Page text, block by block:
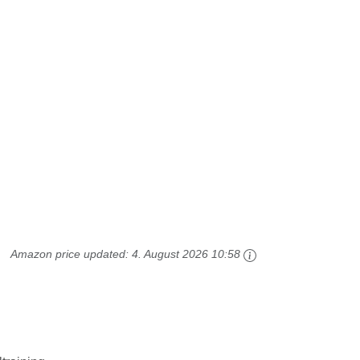
Amazon price updated:4. August 2026 10:58